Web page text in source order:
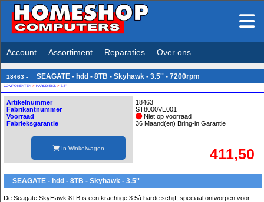
Account Assortiment Reparaties Over ons
18463 - SEAGATE - hdd - 8TB - Skyhawk - 3.5'' - 7200rpm
COMPONENTEN > HARDDISKS > 3.5''
Artikelnummer
Fabrikantnummer
Voorraad
Fabrieksgarantie
In Winkelwagen
18463
ST8000VE001
Niet op voorraad
36 Maand(en) Bring-in Garantie
411,50
SEAGATE - hdd - 8TB - Skyhawk - 3.5''
De Seagate SkyHawk 8TB is een krachtige 3.5â harde schijf, speciaal ontworpen voor